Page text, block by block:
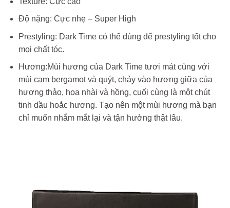
Độ nặng: Cực nhẹ – Super High
Prestyling: Dark Time có thể dùng để prestyling tốt cho
mọi chất tóc.
Hương:Mùi hương của Dark Time tươi mát cùng với
mùi cam bergamot và quýt, chảy vào hương giữa của
hương thảo, hoa nhài và hồng, cuối cùng là một chút
tinh dầu hoắc hương. Tạo nên một mùi hương mà bạn
chỉ muốn nhắm mắt lại và tận hưởng thật lâu.